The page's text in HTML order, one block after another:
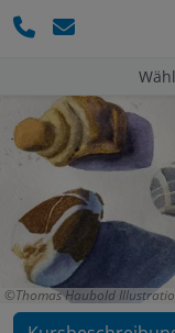
Thomas Haubold